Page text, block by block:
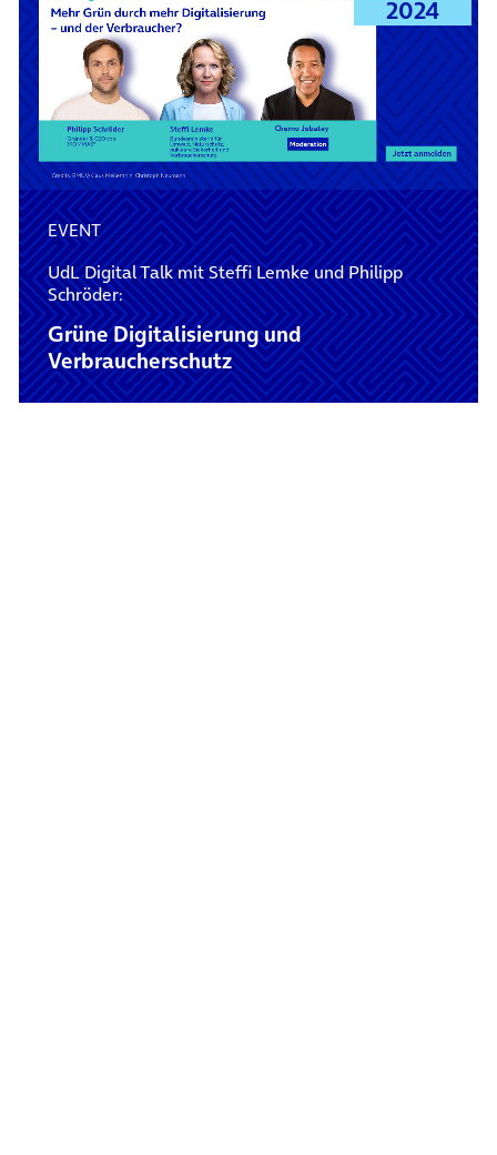
2024
EVENT
UdL Digital Talk mit Steffi Lemke und Philipp
Schröder:
Grüne Digitalisierung und
Verbraucherschutz